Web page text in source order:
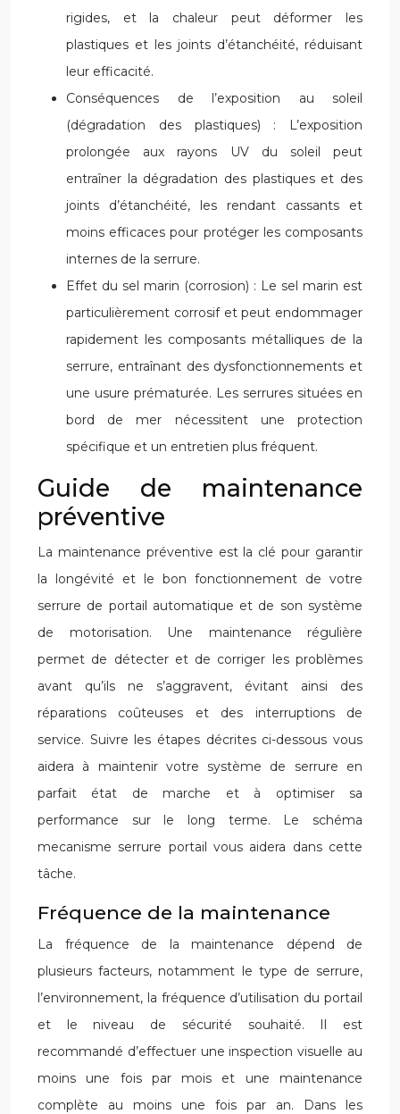
rigides, et la chaleur peut déformer les
plastiques et les joints d’étanchéité, réduisant
leur efficacité.
Conséquences de l’exposition au soleil
(dégradation des plastiques) : L’exposition
prolongée aux rayons UV du soleil peut
entraîner la dégradation des plastiques et des
joints d’étanchéité, les rendant cassants et
moins efficaces pour protéger les composants
internes de la serrure.
Effet du sel marin (corrosion) : Le sel marin est
particulièrement corrosif et peut endommager
rapidement les composants métalliques de la
serrure, entraînant des dysfonctionnements et
une usure prématurée. Les serrures situées en
bord de mer nécessitent une protection
spécifique et un entretien plus fréquent.
Guide de maintenance
préventive
La maintenance préventive est la clé pour garantir
la longévité et le bon fonctionnement de votre
serrure de portail automatique et de son système
de motorisation. Une maintenance régulière
permet de détecter et de corriger les problèmes
avant qu’ils ne s’aggravent, évitant ainsi des
réparations coûteuses et des interruptions de
service. Suivre les étapes décrites ci-dessous vous
aidera à maintenir votre système de serrure en
parfait état de marche et à optimiser sa
performance sur le long terme. Le schéma
mecanisme serrure portail vous aidera dans cette
tâche.
Fréquence de la maintenance
La fréquence de la maintenance dépend de
plusieurs facteurs, notamment le type de serrure,
l’environnement, la fréquence d’utilisation du portail
et le niveau de sécurité souhaité. Il est
recommandé d’effectuer une inspection visuelle au
moins une fois par mois et une maintenance
complète au moins une fois par an. Dans les